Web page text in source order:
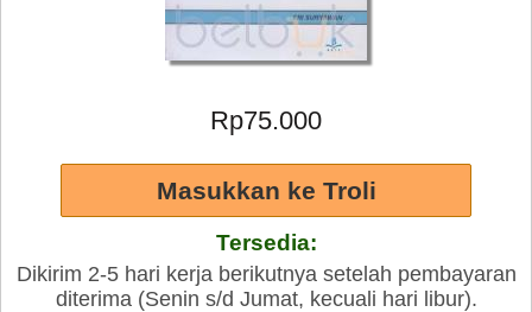
Rp75.000
Tersedia:
Dikirim 2-5 hari kerja berikutnya setelah pembayaran
diterima (Senin s/d Jumat, kecuali hari libur).